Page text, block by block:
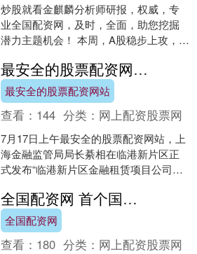
炒股就看金麒麟分析师研报，权威，专
业全国配资网，及时，全面，助您挖掘
潜力主题机会！ 本周，A股稳步上攻，创
来新高，并逼近年内....
最安全的股票配资网站 临港新片区金融租赁SPV扩容至动力电池、智能制造、工业母机四类租赁物
最安全的股票配资网站
查看： 144 分类： 网上配资股票网
7月17日上午最安全的股票配资网站，上
海金融监管局局长綦相在临港新片区正
式发布“临港新片区金融租赁项目公司扩
次试点将原金租项....
全国配资网 首个国产原研！亚盛医药创新抗癌药国内获批上市 影响有多大？
全国配资网
查看： 180 分类： 网上配资股票网